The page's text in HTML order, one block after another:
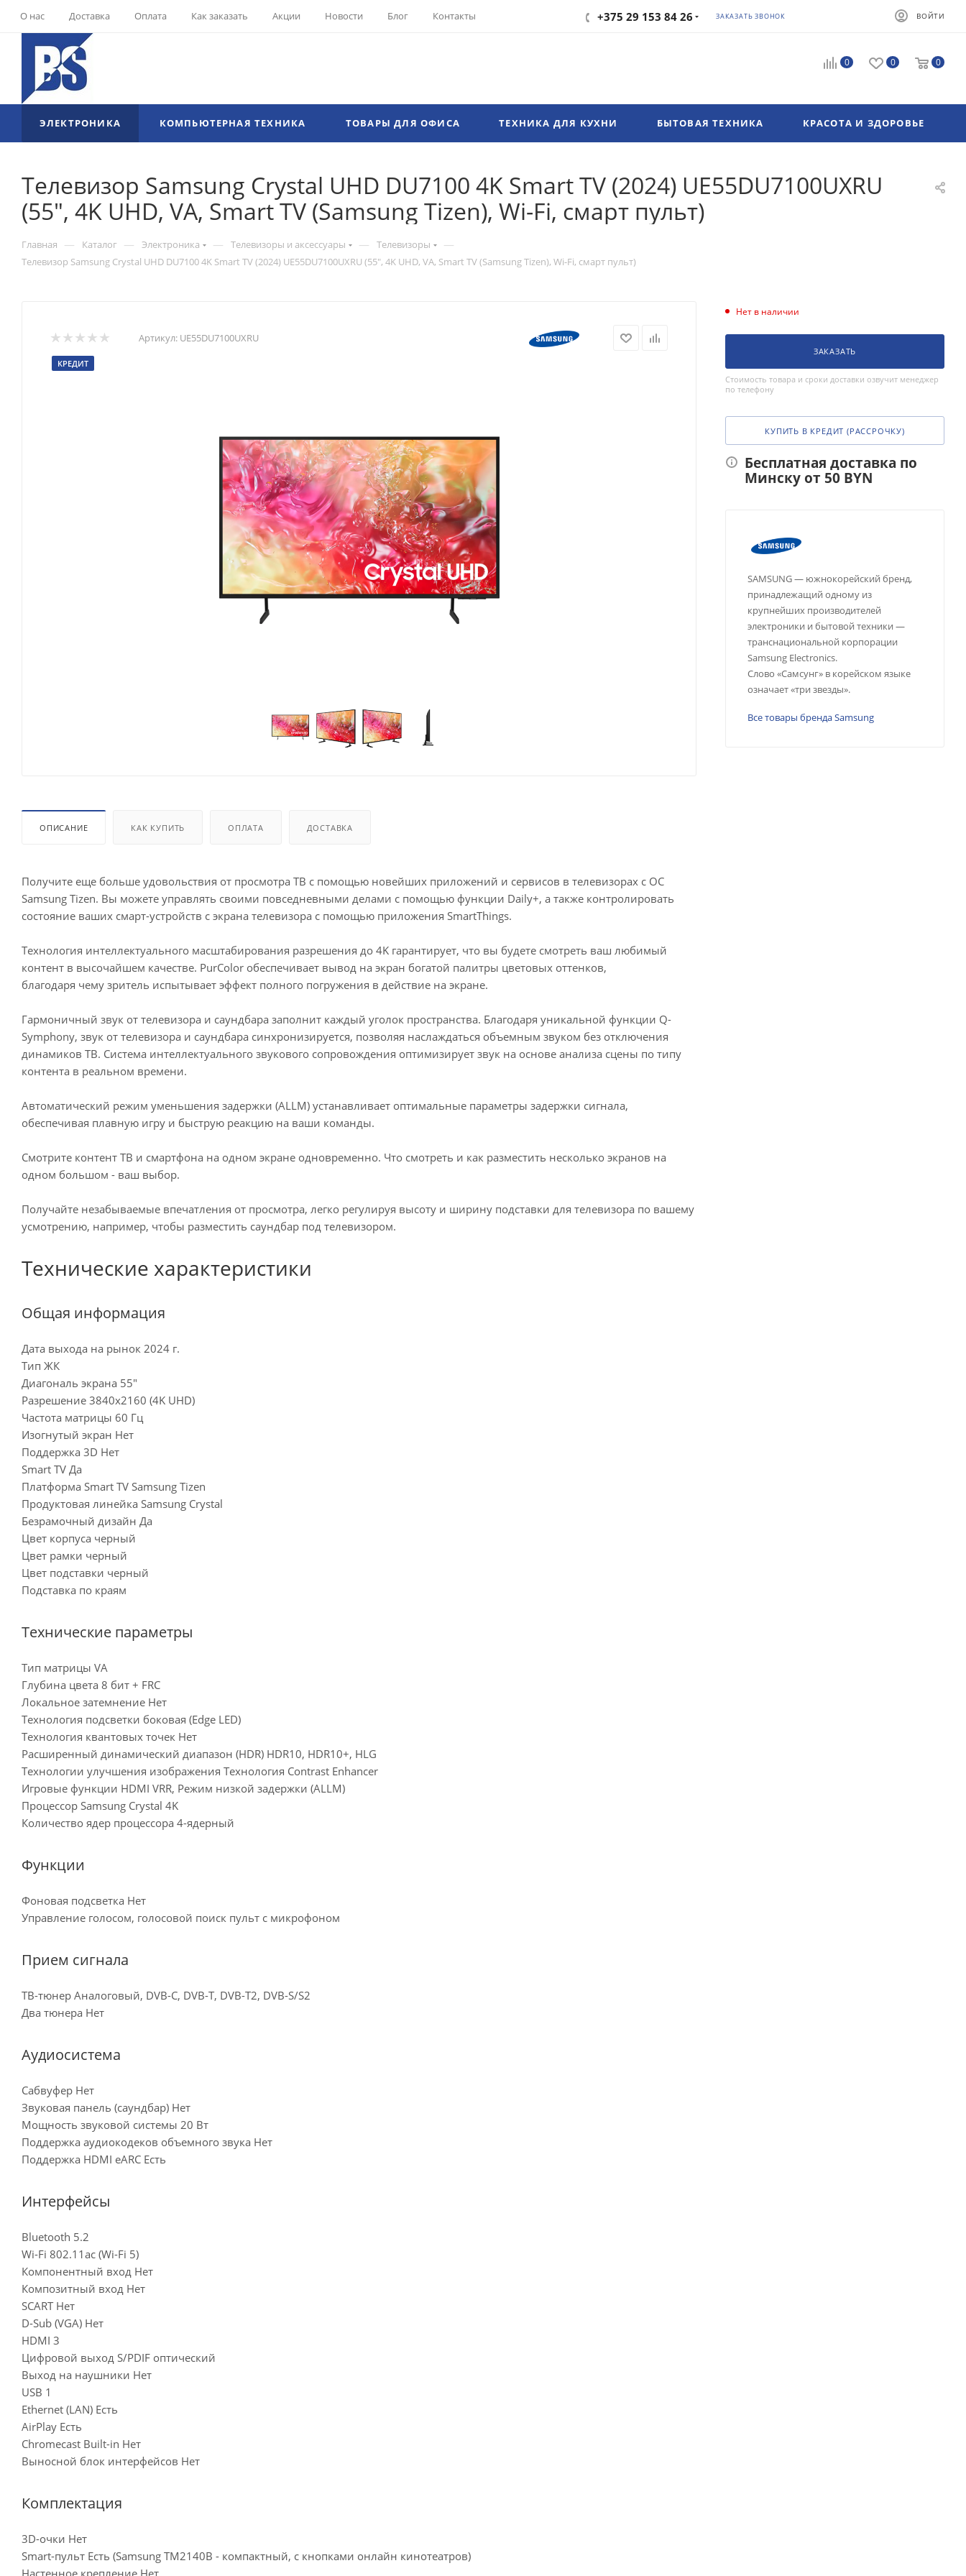
О нас Доставка Оплата Как заказать Акции Новости Блог Контакты +375 29 153 84 26 ЗАКАЗАТЬ ЗВОНОК ВОЙТИ
0 0 0
ЭЛЕКТРОНИКА КОМПЬЮТЕРНАЯ ТЕХНИКА ТОВАРЫ ДЛЯ ОФИСА ТЕХНИКА ДЛЯ КУХНИ БЫТОВАЯ ТЕХНИКА КРАСОТА И ЗДОРОВЬЕ
Телевизор Samsung Crystal UHD DU7100 4K Smart TV (2024) UE55DU7100UXRU
(55", 4K UHD, VA, Smart TV (Samsung Tizen), Wi-Fi, смарт пульт)
Главная — Каталог — Электроника — Телевизоры и аксессуары — Телевизоры —
Телевизор Samsung Crystal UHD DU7100 4K Smart TV (2024) UE55DU7100UXRU (55", 4K UHD, VA, Smart TV (Samsung Tizen), Wi-Fi, смарт пульт)
Артикул: UE55DU7100UXRU
КРЕДИТ
ОПИСАНИЕ КАК КУПИТЬ ОПЛАТА ДОСТАВКА
Получите еще больше удовольствия от просмотра ТВ с помощью новейших приложений и сервисов в телевизорах с ОС
Samsung Tizen. Вы можете управлять своими повседневными делами с помощью функции Daily+, а также контролировать
состояние ваших смарт-устройств с экрана телевизора с помощью приложения SmartThings.
Технология интеллектуального масштабирования разрешения до 4K гарантирует, что вы будете смотреть ваш любимый
контент в высочайшем качестве. PurColor обеспечивает вывод на экран богатой палитры цветовых оттенков,
благодаря чему зритель испытывает эффект полного погружения в действие на экране.
Гармоничный звук от телевизора и саундбара заполнит каждый уголок пространства. ‏Благодаря уникальной функции Q-
Symphony, звук от телевизора и саундбара синхронизируется, позволяя наслаждаться объемным звуком без отключения
динамиков ТВ. Система интеллектуального звукового сопровождения оптимизирует звук на основе анализа сцены по типу
контента в реальном времени.
Автоматический режим уменьшения задержки (ALLM) устанавливает оптимальные параметры задержки сигнала,
обеспечивая плавную игру и быструю реакцию на ваши команды.
Смотрите контент ТВ и смартфона на одном экране одновременно. Что смотреть и как разместить несколько экранов на
одном большом - ваш выбор.
Получайте незабываемые впечатления от просмотра, легко регулируя высоту и ширину подставки для телевизора по вашему
усмотрению, например, чтобы разместить саундбар под телевизором.
Технические характеристики
Общая информация
Дата выхода на рынок 2024 г.
Тип ЖК
Диагональ экрана 55"
Разрешение 3840x2160 (4K UHD)
Частота матрицы 60 Гц
Изогнутый экран Нет
Поддержка 3D Нет
Smart TV Да
Платформа Smart TV Samsung Tizen
Продуктовая линейка Samsung Crystal
Безрамочный дизайн Да
Цвет корпуса черный
Цвет рамки черный
Цвет подставки черный
Подставка по краям
Технические параметры
Тип матрицы VA
Глубина цвета 8 бит + FRC
Локальное затемнение Нет
Технология подсветки боковая (Edge LED)
Технология квантовых точек Нет
Расширенный динамический диапазон (HDR) HDR10, HDR10+, HLG
Технологии улучшения изображения Технология Contrast Enhancer
Игровые функции HDMI VRR, Режим низкой задержки (ALLM)
Процессор Samsung Crystal 4K
Количество ядер процессора 4-ядерный
Функции
Фоновая подсветка Нет
Управление голосом, голосовой поиск пульт с микрофоном
Прием сигнала
ТВ-тюнер Аналоговый, DVB-C, DVB-T, DVB-T2, DVB-S/S2
Два тюнера Нет
Аудиосистема
Сабвуфер Нет
Звуковая панель (саундбар) Нет
Мощность звуковой системы 20 Вт
Поддержка аудиокодеков объемного звука Нет
Поддержка HDMI eARC Есть
Интерфейсы
Bluetooth 5.2
Wi-Fi 802.11ac (Wi-Fi 5)
Компонентный вход Нет
Композитный вход Нет
SCART Нет
D-Sub (VGA) Нет
HDMI 3
Цифровой выход S/PDIF оптический
Выход на наушники Нет
USB 1
Ethernet (LAN) Есть
AirPlay Есть
Chromecast Built-in Нет
Выносной блок интерфейсов Нет
Комплектация
3D-очки Нет
Smart-пульт Есть (Samsung TM2140B - компактный, с кнопками онлайн кинотеатров)
Настенное крепление Нет
Нет в наличии
ЗАКАЗАТЬ
Стоимость товара и сроки доставки озвучит менеджер
по телефону
КУПИТЬ В КРЕДИТ (РАССРОЧКУ)
Бесплатная доставка по
Минску от 50 BYN
SAMSUNG — южнокорейский бренд,
принадлежащий одному из
крупнейших производителей
электроники и бытовой техники —
транснациональной корпорации
Samsung Electronics.
Слово «Самсунг» в корейском языке
означает «три звезды».
Все товары бренда Samsung